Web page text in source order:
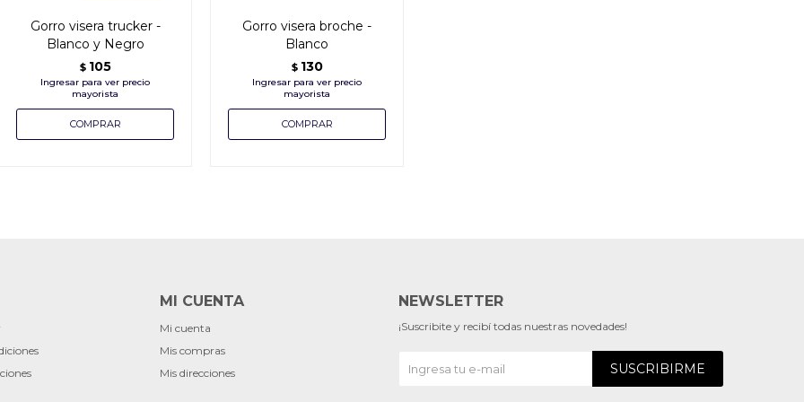
Gorro visera trucker -
Blanco y Negro
$ 105
Gorro visera broche -
Blanco
$ 130
MI CUENTA
Mi cuenta
Mis compras
Mis direcciones
NEWSLETTER
¡Suscribite y recibí todas nuestras novedades!
SUSCRIBIRME